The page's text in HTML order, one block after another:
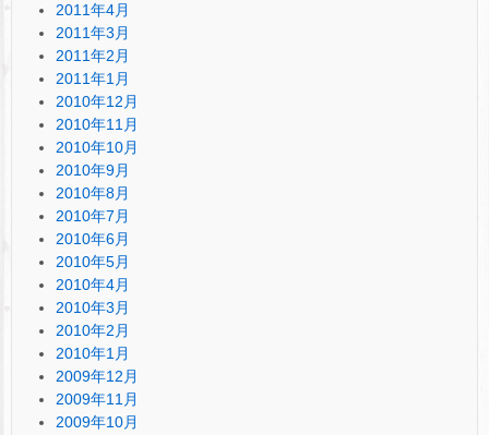
2011年4月
2011年3月
2011年2月
2011年1月
2010年12月
2010年11月
2010年10月
2010年9月
2010年8月
2010年7月
2010年6月
2010年5月
2010年4月
2010年3月
2010年2月
2010年1月
2009年12月
2009年11月
2009年10月